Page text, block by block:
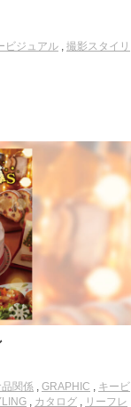
ビジュアル
撮影スタイリ
関係 GRAPHIC
キービ
カタログ
リーフレ